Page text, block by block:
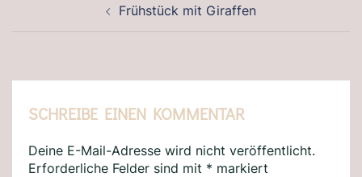
Frühstück mit Giraffen
SCHREIBE EINEN KOMMENTAR
Deine E-Mail-Adresse wird nicht veröffentlicht.
Erforderliche Felder sind mit * markiert